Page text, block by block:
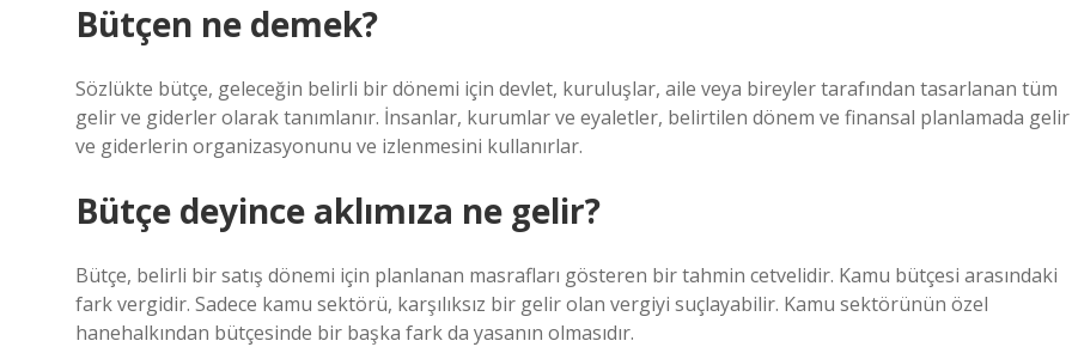
Bütçen ne demek?
Sözlükte bütçe, geleceğin belirli bir dönemi için devlet, kuruluşlar, aile veya bireyler tarafından tasarlanan tüm
gelir ve giderler olarak tanımlanır. İnsanlar, kurumlar ve eyaletler, belirtilen dönem ve finansal planlamada gelir
ve giderlerin organizasyonunu ve izlenmesini kullanırlar.
Bütçe deyince aklımıza ne gelir?
Bütçe, belirli bir satış dönemi için planlanan masrafları gösteren bir tahmin cetvelidir. Kamu bütçesi arasındaki
fark vergidir. Sadece kamu sektörü, karşılıksız bir gelir olan vergiyi suçlayabilir. Kamu sektörünün özel
hanehalkından bütçesinde bir başka fark da yasanın olmasıdır.